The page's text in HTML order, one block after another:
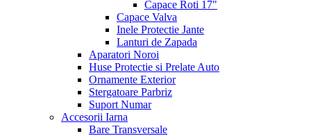
Capace Roti 17"
Capace Valva
Inele Protectie Jante
Lanturi de Zapada
Aparatori Noroi
Huse Protectie si Prelate Auto
Ornamente Exterior
Stergatoare Parbriz
Suport Numar
Accesorii Iarna
Bare Transversale